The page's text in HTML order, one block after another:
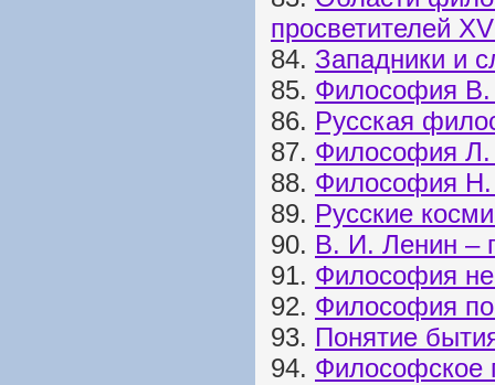
просветителей
84. Западники и
85. Философия
86. Русская
87. Философия
88. Философия
89. Русские
90. В. И. Ленин –
91. Философия
92. Философия
93. Понятие
94. Философское